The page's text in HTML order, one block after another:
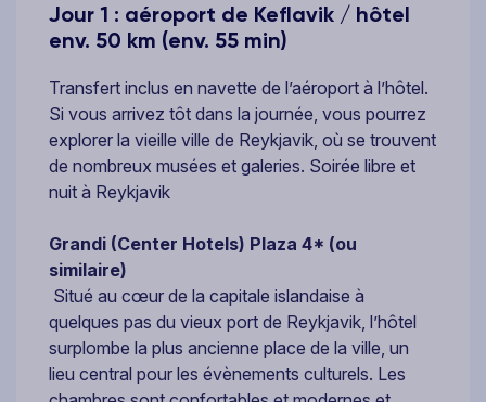
Jour 1 : aéroport de Keflavik / hôtel
env. 50 km (env. 55 min)
Transfert inclus en navette de l’aéroport à l’hôtel.
Si vous arrivez tôt dans la journée, vous pourrez
explorer la vieille ville de Reykjavik, où se trouvent
de nombreux musées et galeries. Soirée libre et
nuit à Reykjavik
Grandi (Center Hotels) Plaza 4* (ou
similaire)
Situé au cœur de la capitale islandaise à
quelques pas du vieux port de Reykjavik, l’hôtel
surplombe la plus ancienne place de la ville, un
lieu central pour les évènements culturels. Les